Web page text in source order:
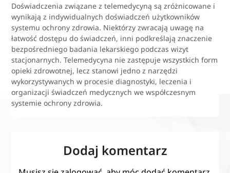
Doświadczenia związane z telemedycyną są zróżnicowane i
wynikają z indywidualnych doświadczeń użytkowników
systemu ochrony zdrowia. Niektórzy zwracają uwagę na
łatwość dostępu do świadczeń, inni podkreślają znaczenie
bezpośredniego badania lekarskiego podczas wizyt
stacjonarnych. Telemedycyna nie zastępuje wszystkich form
opieki zdrowotnej, lecz stanowi jedno z narzędzi
wykorzystywanych w procesie diagnostyki, leczenia i
organizacji świadczeń medycznych we współczesnym
systemie ochrony zdrowia.
Dodaj komentarz